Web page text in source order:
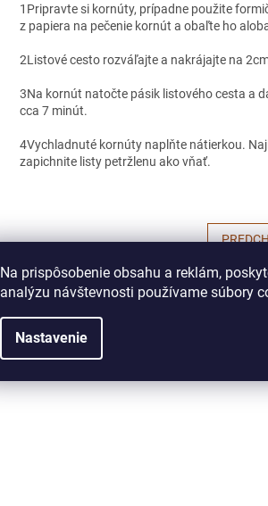
Na prispôsobenie obsahu a reklám,
analýzu návštevnosti používame súbory
Nastavenie
1 Pripravte si kornúty, prípadne použite
z papiera na pečenie kornút a obaľte ho
2Listové cesto rozváľajte a nakrájajte na
3Na kornút natočte pásik listového cesta a
cca 7 minút.
4Vychladnuté kornúty naplňte nátierkou.
zapichnite listy petržlenu ako vňať.